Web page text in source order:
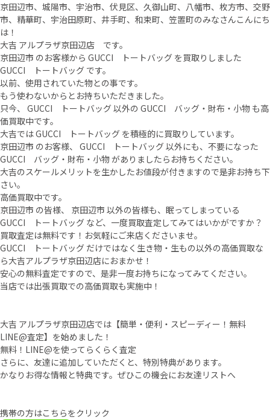
京田辺市、城陽市、宇治市、伏見区、久御山町、八幡市、枚方市、交野
市、精華町、宇治田原町、井手町、和束町、笠置町のみなさんこんにち
は！
大吉 アルプラザ京田辺店 です。
京田辺市 のお客様から GUCCI トートバッグ を買取りしました
GUCCI トートバッグ です。
以前、使用されていた物との事です。
もう使わないからとお持ちいただきました。
只今、 GUCCI トートバッグ 以外の GUCCI バッグ・財布・小物 も高
価買取中です。
大吉では GUCCI トートバッグ を積極的に買取りしています。
京田辺市 のお客様、 GUCCI トートバッグ 以外にも、不要になった
GUCCI バッグ・財布・小物 がありましたらお持ちください。
大吉のスケールメリットを生かしたお値段が付きますので是非お持ち下
さい。
高価買取中です。
京田辺市 の皆様、 京田辺市 以外の皆様も、眠ってしまっている
GUCCI トートバッグ など、一度買取査定してみてはいかがですか？
買取査定は無料です！お気軽にご来店くださいませ。
GUCCI トートバッグ だけではなく生き物・生もの以外の高価買取な
ら大吉アルプラザ京田辺店におまかせ！
安心の無料査定ですので、是非一度お持ちになってみてください。
当店では出張買取での高価買取も実施中！
大吉 アルプラザ京田辺店では【簡単・便利・スピーディー！無料
LINE@査定】を始めました！
無料！LINE@を使ってらくらく査定
さらに、友達に追加していただくと、特別特典があります。
かなりお得な情報と特典です。ぜひこの機会にお友達リストへ
携帯の方はこちらをクリック